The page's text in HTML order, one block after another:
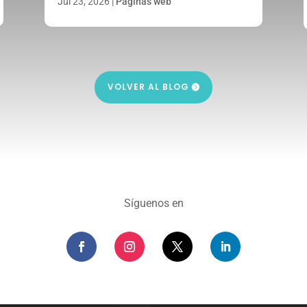
VOLVER AL BLOG
Síguenos en